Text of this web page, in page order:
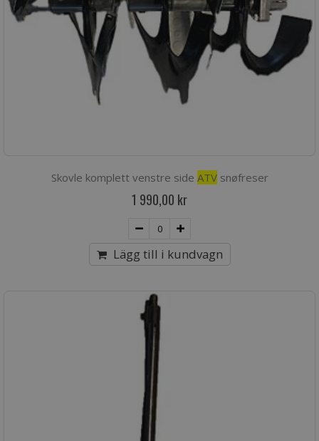
Skovle komplett venstre side ATVsnøfreser
1 990,00 kr
Lägg till i kundvagn